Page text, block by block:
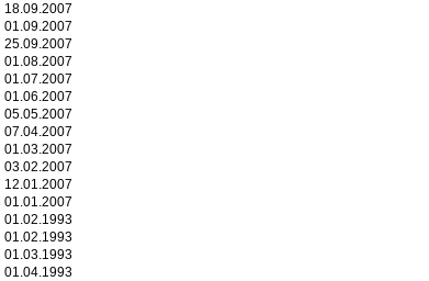
18.09.2007
01.09.2007
25.09.2007
01.08.2007
01.07.2007
01.06.2007
05.05.2007
07.04.2007
01.03.2007
03.02.2007
12.01.2007
01.01.2007
01.02.1993
01.02.1993
01.03.1993
01.04.1993